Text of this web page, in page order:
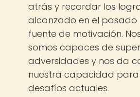
atrás y recordar los
alcanzado en el pasado
fuente de motivación.
somos capaces de
adversidades y nos da
nuestra capacidad
desafíos actuales.